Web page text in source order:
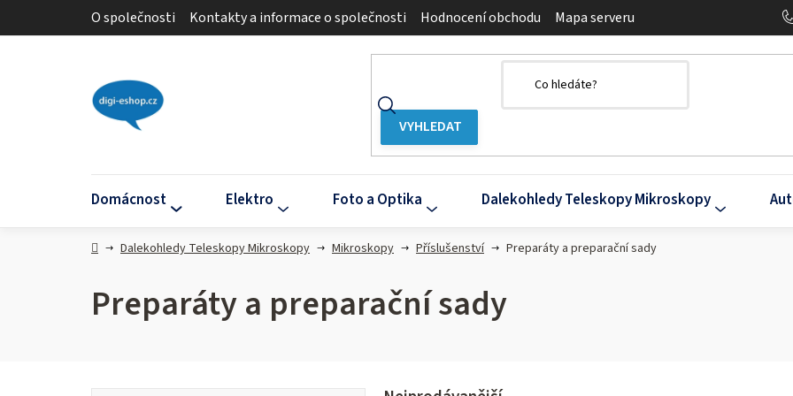
O společnosti Kontakty a informace o společnosti Hodnocení obchodu Mapa serveru
Domácnost Elektro Foto a Optika Dalekohledy Teleskopy Mikroskopy
DomůDalekohledy Teleskopy Mikroskopy Mikroskopy Příslušenství Preparáty a preparační sady
Preparáty a preparační sady